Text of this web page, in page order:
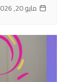
مايو 20, 2026